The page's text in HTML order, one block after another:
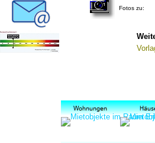
Fotos zu: